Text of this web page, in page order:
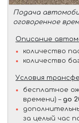
Подача
оговоренное
Описание
количество
количество
Условия
бесплатное
времени) – до
за целый час